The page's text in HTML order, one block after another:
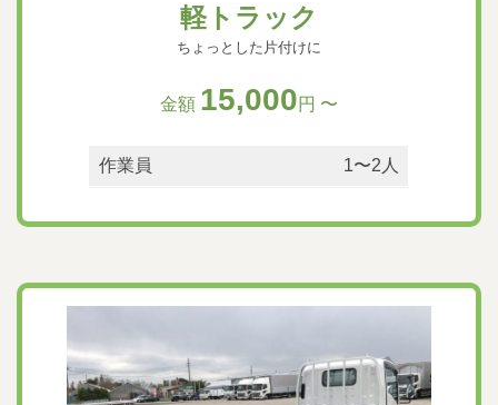
軽トラック
ちょっとした片付けに
金額 15,000円 〜
作業員 1〜2人